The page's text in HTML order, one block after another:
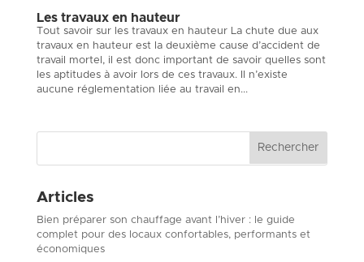
Les travaux en hauteur
Tout savoir sur les travaux en hauteur La chute due aux
travaux en hauteur est la deuxième cause d’accident de
travail mortel, il est donc important de savoir quelles sont
les aptitudes à avoir lors de ces travaux. Il n’existe
aucune réglementation liée au travail en...
Articles
Bien préparer son chauffage avant l’hiver : le guide
complet pour des locaux confortables, performants et
économiques